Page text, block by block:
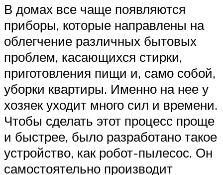
В домах все чаще появляются
приборы, которые направлены на
облегчение различных бытовых
проблем, касающихся стирки,
приготовления пищи и, само собой,
уборки квартиры. Именно на нее у
хозяек уходит много сил и времени.
Чтобы сделать этот процесс проще
и быстрее, было разработано такое
устройство, как робот-пылесос. Он
самостоятельно производит